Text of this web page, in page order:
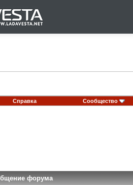
Справка Сообщество
форума